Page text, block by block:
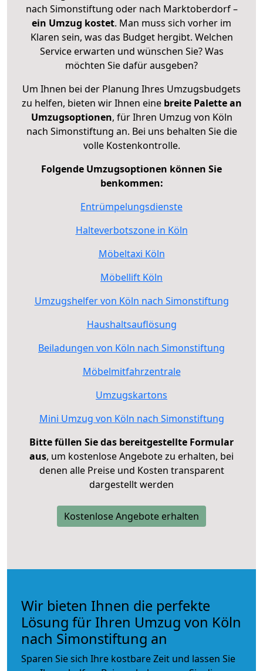
nach Simonstiftung oder nach Marktoberdorf –
ein Umzug kostet. Man muss sich vorher im
Klaren sein, was das Budget hergibt. Welchen
Service erwarten und wünschen Sie? Was
möchten Sie dafür ausgeben?
Um Ihnen bei der Planung Ihres Umzugsbudgets
zu helfen, bieten wir Ihnen eine breite Palette an
Umzugsoptionen, für Ihren Umzug von Köln
nach Simonstiftung an. Bei uns behalten Sie die
volle Kostenkontrolle.
Folgende Umzugsoptionen können Sie
benkommen:
Entrümpelungsdienste
Halteverbotszone in Köln
Möbeltaxi Köln
Möbellift Köln
Umzugshelfer von Köln nach Simonstiftung
Haushaltsauflösung
Beiladungen von Köln nach Simonstiftung
Möbelmitfahrzentrale
Umzugskartons
Mini Umzug von Köln nach Simonstiftung
Bitte füllen Sie das bereitgestellte Formular
aus, um kostenlose Angebote zu erhalten, bei
denen alle Preise und Kosten transparent
dargestellt werden
Kostenlose Angebote erhalten
Wir bieten Ihnen die perfekte
Lösung für Ihren Umzug von Köln
nach Simonstiftung an
Sparen Sie sich Ihre kostbare Zeit und lassen Sie